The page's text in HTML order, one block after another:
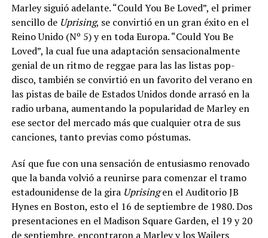
Marley siguió adelante. “Could You Be Loved”, el primer
sencillo de Uprising, se convirtió en un gran éxito en el
Reino Unido (Nº 5) y en toda Europa. “Could You Be
Loved”, la cual fue una adaptación sensacionalmente
genial de un ritmo de reggae para las las listas pop-
disco, también se convirtió en un favorito del verano en
las pistas de baile de Estados Unidos donde arrasó en la
radio urbana, aumentando la popularidad de Marley en
ese sector del mercado más que cualquier otra de sus
canciones, tanto previas como póstumas.
Así que fue con una sensación de entusiasmo renovado
que la banda volvió a reunirse para comenzar el tramo
estadounidense de la gira Uprisingen el Auditorio JB
Hynes en Boston, esto el 16 de septiembre de 1980. Dos
presentaciones en el Madison Square Garden, el 19 y 20
de septiembre, encontraron a Marley y los Wailers